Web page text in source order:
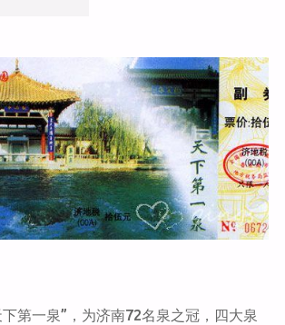
第一泉”，为济南72名泉之冠，四大泉